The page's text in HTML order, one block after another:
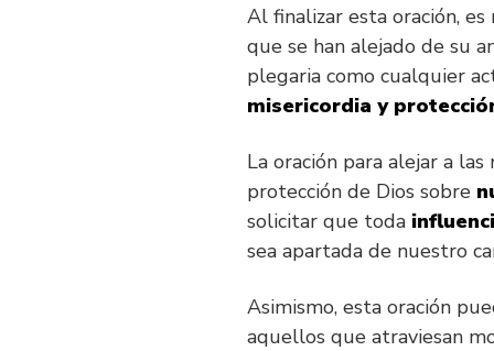
Al finalizar esta oración,
que se han alejado de su
plegaria como cualquier
misericordia y
La oración para alejar a
protección de Dios sobre
solicitar que toda
sea apartada de nuestro
Asimismo, esta oración
aquellos que atraviesan